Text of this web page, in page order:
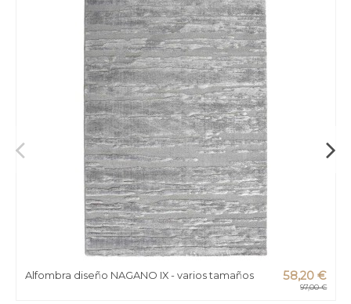
Alfombra diseño NAGANO IX - varios tamaños 58,20 €
97,00 €